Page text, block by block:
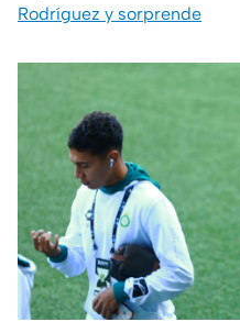
Rodríguez y sorprende